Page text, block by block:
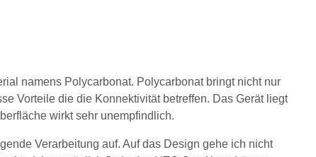
namens Polycarbonat. Polycarbonat bringt nicht nur
Vorteile die die Konnektivität betreffen. Das Gerät liegt
wirkt sehr unempfindlich.
Verarbeitung auf. Auf das Design gehe ich nicht